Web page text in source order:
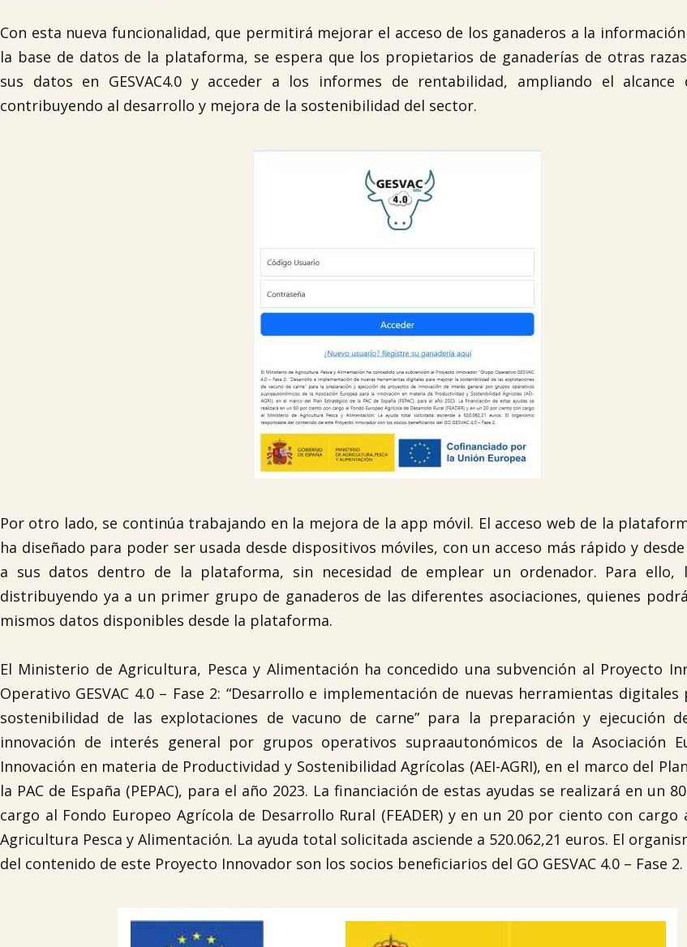
Con esta nueva funcionalidad, que permitirá mejorar el acceso de los ganaderos a la
la base de datos de la plataforma, se espera que los propietarios de ganaderías de otras
sus datos en GESVAC4.0 y acceder a los informes de rentabilidad, ampliando el
contribuyendo al desarrollo y mejora de la sostenibilidad del sector.
Por otro lado, se continúa trabajando en la mejora de la app móvil. El acceso web de la
ha diseñado para poder ser usada desde dispositivos móviles, con un acceso más rápido y
a sus datos dentro de la plataforma, sin necesidad de emplear un ordenador. Para ello,
distribuyendo ya a un primer grupo de ganaderos de las diferentes asociaciones, quienes
mismos datos disponibles desde la plataforma.
El Ministerio de Agricultura, Pesca y Alimentación ha concedido una subvención al Proyecto
Operativo GESVAC 4.0 – Fase 2: “Desarrollo e implementación de nuevas herramientas
sostenibilidad de las explotaciones de vacuno de carne” para la preparación y ejecución
innovación de interés general por grupos operativos supraautonómicos de la Asociación
Innovación en materia de Productividad y Sostenibilidad Agrícolas (AEI-AGRI), en el marco del
la PAC de España (PEPAC), para el año 2023. La financiación de estas ayudas se realizará en un
cargo al Fondo Europeo Agrícola de Desarrollo Rural (FEADER) y en un 20 por ciento con
Agricultura Pesca y Alimentación. La ayuda total solicitada asciende a 520.062,21 euros. El
del contenido de este Proyecto Innovador son los socios beneficiarios del GO GESVAC 4.0 – Fase 2.